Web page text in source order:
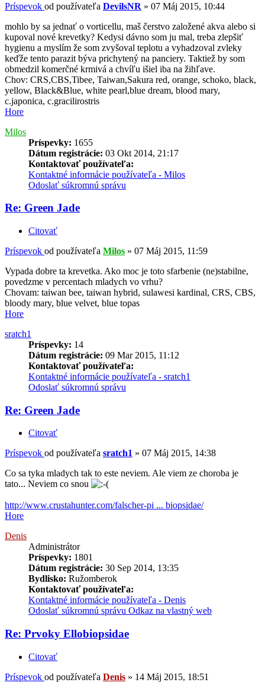
Príspevok od používateľa DevilsNR » 07 Máj 2015, 10:44
mohlo by sa jednať o vorticellu, maš čerstvo založené akva alebo si
kupoval nové krevetky? Kedysi dávno som ju mal, treba zlepšiť
hygienu a myslím že som zvyšoval teplotu a vyhadzoval zvleky
keďže tento parazit býva prichytený na panciery. Taktiež by som
obmedzil komerčné krmivá a chvíľu išiel iba na žihľave.
Chov: CRS,CBS,Tibee, Taiwan,Sakura red, orange, schoko, black,
yellow, Black&Blue, white pearl,blue dream, blood mary,
c.japonica, c.gracilirostris
Hore
Milos
Príspevky: 1655
Dátum registrácie: 03 Okt 2014, 21:17
Kontaktovať používateľa:
Kontaktné informácie používateľa - Milos
Odoslať súkromnú správu
Re: Green Jade
Citovať
Príspevok od používateľa Milos » 07 Máj 2015, 11:59
Vypada dobre ta krevetka. Ako moc je toto sfarbenie (ne)stabilne,
povedzme v percentach mladych vo vrhu?
Chovam: taiwan bee, taiwan hybrid, sulawesi kardinal, CRS, CBS,
bloody mary, blue velvet, blue topas
Hore
sratch1
Príspevky: 14
Dátum registrácie: 09 Mar 2015, 11:12
Kontaktovať používateľa:
Kontaktné informácie používateľa - sratch1
Odoslať súkromnú správu
Re: Green Jade
Citovať
Príspevok od používateľa sratch1 » 07 Máj 2015, 14:38
Co sa tyka mladych tak to este neviem. Ale viem ze choroba je
tato... Neviem co snou
http://www.crustahunter.com/falscher-pi ... biopsidae/
Hore
Denis
Administrátor
Príspevky: 1801
Dátum registrácie: 30 Sep 2014, 13:35
Bydlisko: Ružomberok
Kontaktovať používateľa:
Kontaktné informácie používateľa - Denis
Odoslať súkromnú správu Odkaz na vlastný web
Re: Prvoky Ellobiopsidae
Citovať
Príspevok od používateľa Denis » 14 Máj 2015, 18:51